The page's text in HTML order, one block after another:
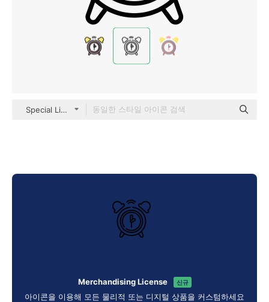
Special Lineal
Merchandising License 신규
아이콘을 이용해 모든 물리적 또는 디지털 상품을 커스텀하세요